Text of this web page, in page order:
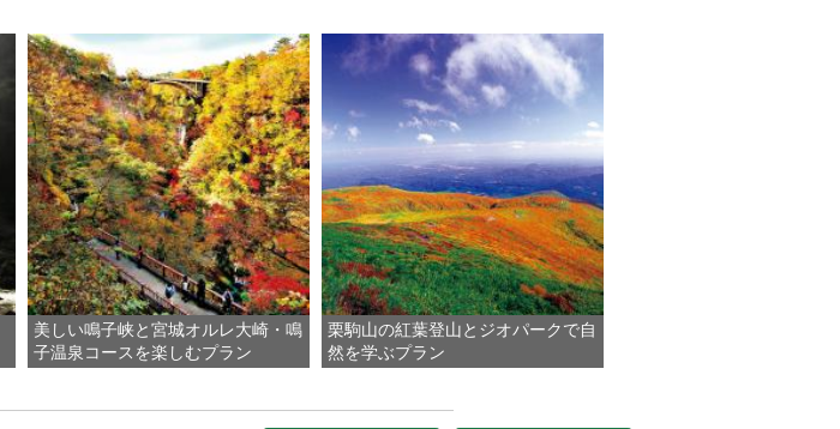
美しい鳴子峡と宮城オルレ大崎・鳴
子温泉コースを楽しむプラン
栗駒山の紅葉登山とジオパークで自
然を学ぶプラン